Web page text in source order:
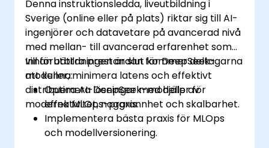
Denna instruktionsledda, liveutbildning i
Sverige (online eller på plats) riktar sig till AI-
ingenjörer och datavetare på avancerad nivå
med mellan- till avancerad erfarenhet som
vill förbättra prestandan för DeepSeek-
modeller, minimera latens och effektivt
distribuera AI-lösningar med hjälp av
moderna MLOps-praxis.
Innan utbildningen är slut kommer deltagarna
att kunna:
Optimera DeepSeek-modeller för
effektivitet, noggrannhet och skalbarhet.
Implementera bästa praxis för MLOps
och modellversionering.